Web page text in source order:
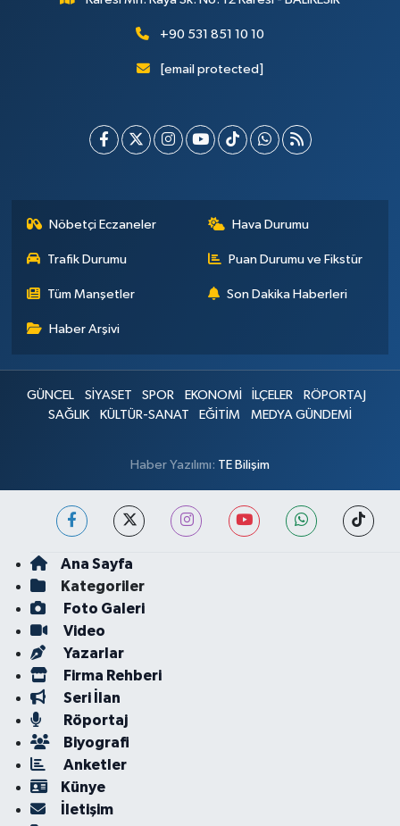
+90 531 851 10 10
[email protected]
Nöbetçi Eczaneler Hava Durumu
Trafik Durumu Puan Durumu ve Fikstür
Tüm Manşetler Son Dakika Haberleri
Haber Arşivi
GÜNCEL SİYASET SPOR EKONOMİ İLÇELER
RÖPORTAJ
SAĞLIK
KÜLTÜR-SANAT EĞİTİM MEDYA GÜNDEMİ
Haber Yazılımı: TE Bilişim
Ana Sayfa
Kategoriler
Foto Galeri
Video
Yazarlar
Firma Rehberi
Seri İlan
Röportaj
Biyografi
Anketler
Künye
İletişim